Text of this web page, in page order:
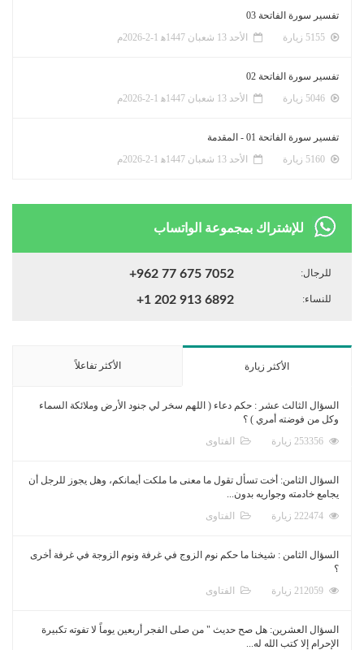
تفسير سورة الفاتحة 03
الأحد 13 شعبان 1447ﻫ 1-2-2026م
تفسير سورة الفاتحة 02
الأحد 13 شعبان 1447ﻫ 1-2-2026م
تفسير سورة الفاتحة 01 - المقدمة
الأحد 13 شعبان 1447ﻫ 1-2-2026م
للإشتراك بمجموعة الواتساب
للرجال: +962 77 675 7052
للنساء: +1 202 913 6892
الأكثر زيارة الأكثر تفاعلاً
السؤال الثالث عشر : حكم دعاء ( اللهم سخر لي جنود الأرض وملائكة السماء
وكل من فوضته أمري ) ؟
الفتاوى
السؤال الثامن: أخت تسأل تقول ما معنى ما ملكت أيمانكم، وهل يجوز للرجل أن
يجامع خادمته وجواريه بدون...
الفتاوى
السؤال الثامن : شيخنا ما حكم نوم الزوج في غرفة ونوم الزوجة في غرفة أخرى
؟
الفتاوى
السؤال العشرين: هل صح حديث " من صلى الفجر أربعين يوماً لا تفوته تكبيرة
الإحرام إلا كتب الله له...